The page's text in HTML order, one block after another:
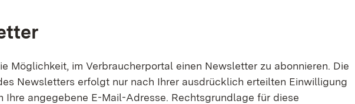
Möglichkeit, im Verbraucherportal einen Newsletter zu abonnieren. Die
Newsletters erfolgt nur nach Ihrer ausdrücklich erteilten Einwilligung
Ihre angegebene E-Mail-Adresse. Rechtsgrundlage für diese